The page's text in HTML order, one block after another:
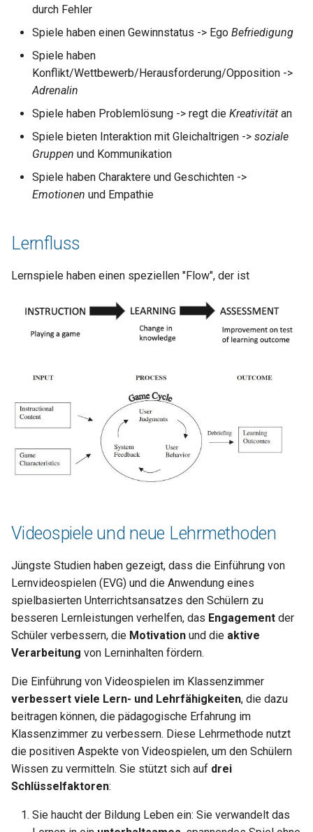
durch Fehler
Spiele haben einen Gewinnstatus -> Ego Befriedigung
Spiele haben
Konflikt/Wettbewerb/Herausforderung/Opposition ->
Adrenalin
Spiele haben Problemlösung -> regt die Kreativität an
Spiele bieten Interaktion mit Gleichaltrigen -> soziale
Gruppen und Kommunikation
Spiele haben Charaktere und Geschichten ->
Emotionen und Empathie
Lernfluss
Lernspiele haben einen speziellen "Flow", der ist
Videospiele und neue Lehrmethoden
Jüngste Studien haben gezeigt, dass die Einführung von
Lernvideospielen (EVG) und die Anwendung eines
spielbasierten Unterrichtsansatzes den Schülern zu
besseren Lernleistungen verhelfen, das Engagement der
Schüler verbessern, die Motivation und die aktive
Verarbeitung von Lerninhalten fördern.
Die Einführung von Videospielen im Klassenzimmer
verbessert viele Lern- und Lehrfähigkeiten, die dazu
beitragen können, die pädagogische Erfahrung im
Klassenzimmer zu verbessern. Diese Lehrmethode nutzt
die positiven Aspekte von Videospielen, um den Schülern
Wissen zu vermitteln. Sie stützt sich auf drei
Schlüsselfaktoren:
Sie haucht der Bildung Leben ein: Sie verwandelt das